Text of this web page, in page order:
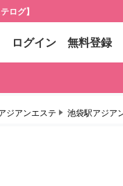
ログ】
ログイン 無料登録
ジアンエステ 池袋駅アジア